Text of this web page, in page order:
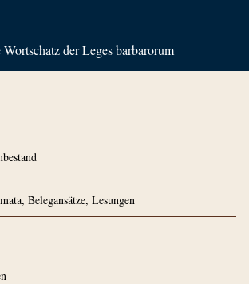
der Leges barbarorum
Belegansätze, Lesungen